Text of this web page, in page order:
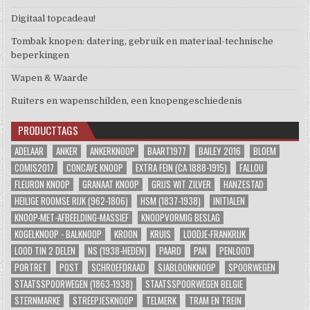
Digitaal topcadeau!
Tombak knopen: datering, gebruik en materiaal-technische
beperkingen
Wapen & Waarde
Ruiters en wapenschilden, een knopengeschiedenis
PRODUCTTAGS
ADELAAR ANKER ANKERKNOOP BAART1977 BAILEY 2016
BLOEM
COMIS2017
CONCAVE KNOOP EXTRA FEIN (CA 1888-1915)
FALLOU
FLEURON KNOOP
GRANAAT KNOOP GRIJS WIT ZILVER
HANZESTAD
HEILIGE ROOMSE RIJK (962-1806)
HSM (1837-1938)
INITIALEN
KNOOP-MET-AFBEELDING-MASSIEF
KNOOPVORMIG BESLAG
KOGELKNOOP - BALKNOOP
KROON KRUIS
LOODJE-FRANKRIJK
LOOD TIN 2 DELEN
NS (1938-HEDEN) PAARD PAN
PENLOOD
PORTRET
POST SCHROEFDRAAD SJABLOONKNOOP
SPOORWEGEN
STAATSSPOORWEGEN (1863-1938)
STAATSSPOORWEGEN BELGIE
STERNMARKE
STREEPJESKNOOP TELMERK TRAM EN TREIN